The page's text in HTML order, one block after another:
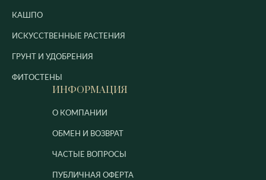
КАШПО
ИСКУССТВЕННЫЕ РАСТЕНИЯ
ГРУНТ И УДОБРЕНИЯ
ФИТОСТЕНЫ
ИНФОРМАЦИЯ
О КОМПАНИИ
ОБМЕН И ВОЗВРАТ
ЧАСТЫЕ ВОПРОСЫ
ПУБЛИЧНАЯ ОФЕРТА